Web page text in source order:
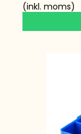
(inkl. moms)